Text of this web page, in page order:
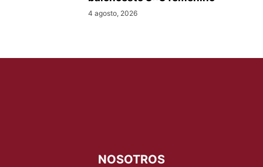
4 agosto, 2026
NOSOTROS